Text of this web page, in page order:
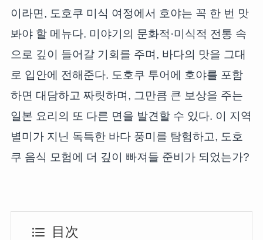
이라면, 도호쿠 미식 여정에서 호야는 꼭 한 번 맛
봐야 할 메뉴다. 미야기의 문화적·미식적 전통 속
으로 깊이 들어갈 기회를 주며, 바다의 맛을 그대
로 입안에 전해준다. 도호쿠 투어에 호야를 포함
하면 대담하고 짜릿하며, 그만큼 큰 보상을 주는
일본 요리의 또 다른 면을 발견할 수 있다. 이 지역
별미가 지닌 독특한 바다 풍미를 탐험하고, 도호
쿠 음식 모험에 더 깊이 빠져들 준비가 되었는가?
目次